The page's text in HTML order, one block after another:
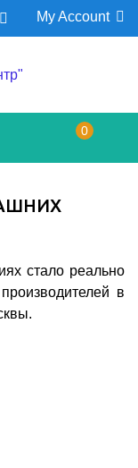
My Account
0
стало реально
в